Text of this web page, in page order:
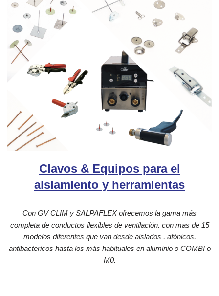
Clavos & Equipos para el
aislamiento y herramientas
Con GV CLIM y SALPAFLEX ofrecemos la gama más
completa de conductos flexibles de ventilación, con mas de 15
modelos diferentes que van desde aislados , afónicos,
antibactericos hasta los más habituales en aluminio o COMBI o
M0.